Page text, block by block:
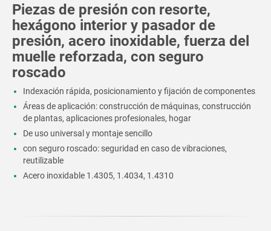
Piezas de presión con resorte,
hexágono interior y pasador de
presión, acero inoxidable, fuerza del
muelle reforzada, con seguro
roscado
Indexación rápida, posicionamiento y fijación de componentes
Áreas de aplicación: construcción de máquinas, construcción
de plantas, aplicaciones profesionales, hogar
De uso universal y montaje sencillo
con seguro roscado: seguridad en caso de vibraciones,
reutilizable
Acero inoxidable 1.4305, 1.4034, 1.4310